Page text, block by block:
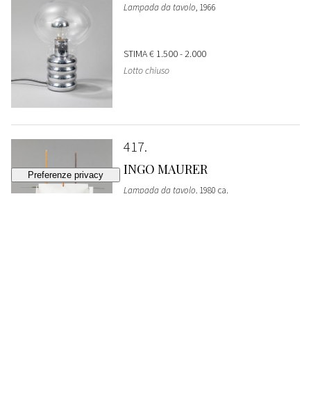
Lampada da tavolo, 1966
STIMA€ 1.500 - 2.000
Lotto chiuso
417
INGO MAURER
Lampada da tavolo, 1980 ca.